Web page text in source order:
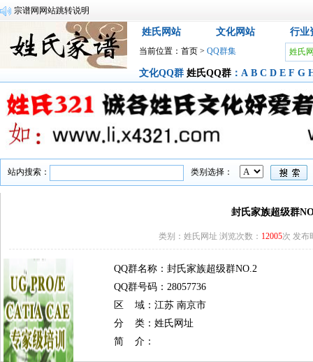
宗谱网网站跳转说明
姓氏网站 文化网站 行业
当前位置： 首页 > QQ群集 姓氏
文化QQ群 姓氏QQ群 ： A B C D E F G
站内搜索： 类别选择：
封氏家族超级群
类别：姓氏网址 浏览次数： 12005次 发布
QQ群名称：封氏家族超级群NO.2
QQ群号码：28057736
区 域：江苏 南京市
分 类：姓氏网址
简 介：